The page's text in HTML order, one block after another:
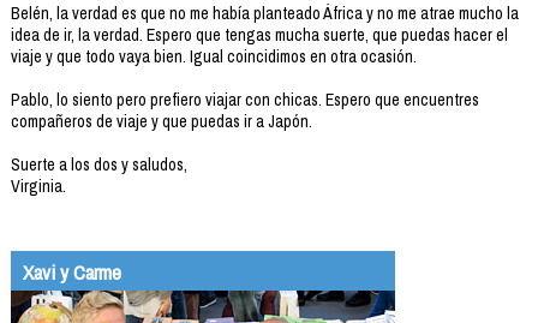
Belén, la verdad es que no me había planteado África y no me atrae mucho la
idea de ir, la verdad. Espero que tengas mucha suerte, que puedas hacer el
viaje y que todo vaya bien. Igual coincidimos en otra ocasión.
Pablo, lo siento pero prefiero viajar con chicas. Espero que encuentres
compañeros de viaje y que puedas ir a Japón.
Suerte a los dos y saludos,
Virginia.
Xavi y Carme